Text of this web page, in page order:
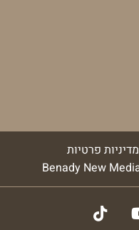
מדיניות פרטיות